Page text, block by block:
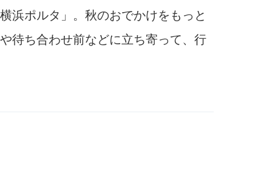
浜ポルタ」。秋のおでかけをもっと
待ち合わせ前などに立ち寄って、行